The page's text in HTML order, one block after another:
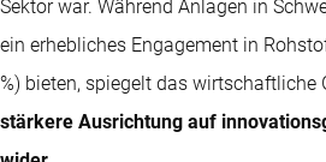
Sektor war. Während Anlagen in
ein erhebliches Engagement in
%) bieten, spiegelt das wirtschaftliche
stärkere Ausrichtung auf